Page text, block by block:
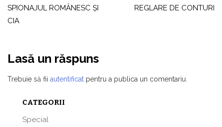
SPIONAJUL ROMÂNESC ȘI
CIA
REGLARE DE CONTURI
Lasă un răspuns
Trebuie să fii autentificat pentru a publica un comentariu.
CATEGORII
Special